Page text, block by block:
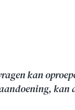
kan
kan